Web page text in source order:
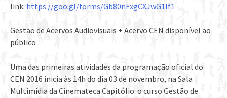
link: https://goo.gl/forms/Gb80nFxgCXJwG1lf1
Gestão de Acervos Audiovisuais + Acervo CEN disponível ao
público
Uma das primeiras atividades da programação oficial do
CEN 2016 inicia às 14h do dia 03 de novembro, na Sala
Multimídia da Cinemateca Capitólio: o curso Gestão de